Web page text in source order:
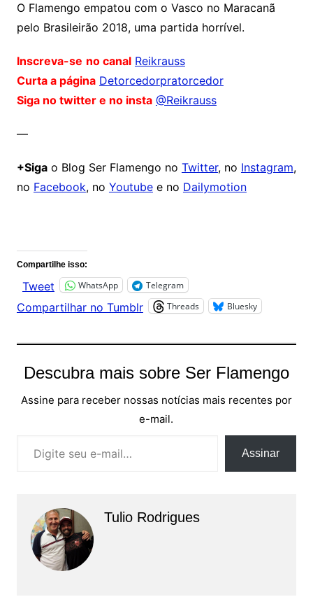
O Flamengo empatou com o Vasco no Maracanã
pelo Brasileirão 2018, uma partida horrível.
Inscreva-se no canal Reikrauss
Curta a página Detorcedorpratorcedor
Siga no twitter e no insta @Reikrauss
—
+Sigao Blog Ser Flamengo no Twitter, no Instagram,
no Facebook, no Youtubee no Dailymotion
Compartilhe isso:
Tweet WhatsApp Telegram
Compartilhar no Tumblr Threads Bluesky
Descubra mais sobre Ser Flamengo
Assine para receber nossas notícias mais recentes por
e-mail.
Assinar
Tulio Rodrigues